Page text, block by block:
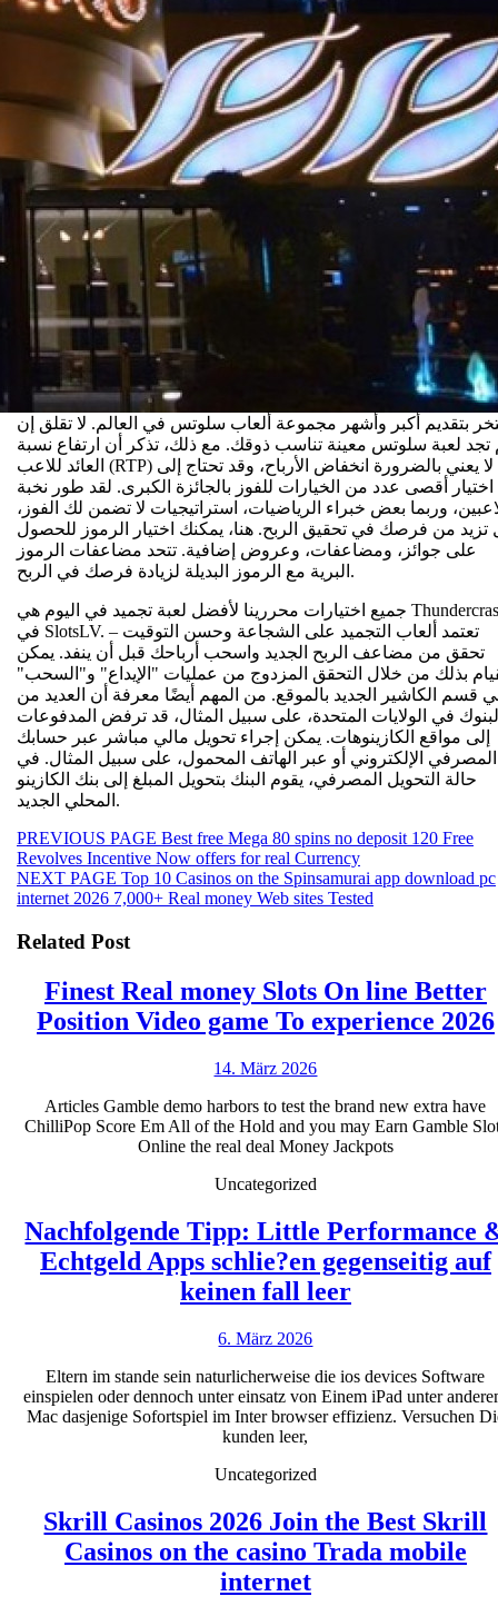
بتقديم أكبر وأشهر مجموعة ألعاب سلوتس في العالم. لا تقلق إن
تجد لعبة سلوتس معينة تناسب ذوقك. مع ذلك، تذكر أن ارتفاع نسبة
العائد للاعب (RTP) لا يعني بالضرورة انخفاض الأرباح، وقد تحتاج إلى
اختيار أقصى عدد من الخيارات للفوز بالجائزة الكبرى. لقد طور نخبة
وربما بعض خبراء الرياضيات، استراتيجيات لا تضمن لك الفوز،
تزيد من فرصك في تحقيق الربح. هنا، يمكنك اختيار الرموز للحصول
على جوائز، ومضاعفات، وعروض إضافية. تتحد مضاعفات الرموز
البرية مع الرموز البديلة لزيادة فرصك في الربح.
جميع اختيارات محررينا لأفضل لعبة تجميد في اليوم هي Thundercrash
في SlotsLV. تعتمد ألعاب التجميد على الشجاعة وحسن التوقيت –
تحقق من مضاعف الربح الجديد واسحب أرباحك قبل أن ينفد. يمكن
بذلك من خلال التحقق المزدوج من عمليات "الإيداع" و"السحب"
قسم الكاشير الجديد بالموقع. من المهم أيضًا معرفة أن العديد من
في الولايات المتحدة، على سبيل المثال، قد ترفض المدفوعات
إلى مواقع الكازينوهات. يمكن إجراء تحويل مالي مباشر عبر حسابك
المصرفي الإلكتروني أو عبر الهاتف المحمول، على سبيل المثال. في
حالة التحويل المصرفي، يقوم البنك بتحويل المبلغ إلى بنك الكازينو
المحلي الجديد.
Beitragsnavigation
PREVIOUS PAGE Previous
post:
Best free Mega 80 spins no deposit 120 Free
Revolves Incentive Now offers for real Currency
NEXT PAGE Next
post:
Top 10 Casinos on the Spinsamurai app download pc
internet 2026 7,000+ Real money Web sites Tested
Related Post
Finest Real money Slots On line Better
Position Video game To experience 2026
14. März 202614.
2026
Articles Gamble demo harbors to test the brand new extra have
ChilliPop Score Em All of the Hold and you may Earn Gamble
Online the real deal Money Jackpots
Uncategorized
Nachfolgende Tipp: Little Performance
Echtgeld Apps schlie?en gegenseitig auf
keinen fall leer
&
en
gegenseitig
6. März 20266.
2026
Eltern im stande sein naturlicherweise die ios devices Software
einspielen oder dennoch unter einsatz von Einem iPad unter
Mac dasjenige Sofortspiel im Inter browser effizienz. Versuchen
kunden leer,
Uncategorized
Skrill Casinos 2026 Join the Best Skrill
Casinos on the casino Trada mobile
internetSkrill